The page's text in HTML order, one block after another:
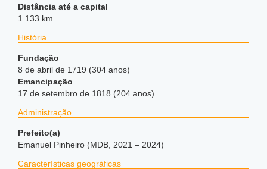
Distância até a capital
1 133 km
História
Fundação
8 de abril de 1719 (304 anos)
Emancipação
17 de setembro de 1818 (204 anos)
Administração
Prefeito(a)
Emanuel Pinheiro (MDB, 2021 – 2024)
Características geográficas